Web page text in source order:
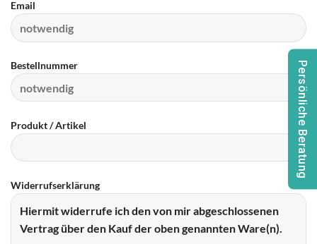
Email
Bestellnummer
Produkt / Artikel
Widerrufserklärung
Persönliche Beratung